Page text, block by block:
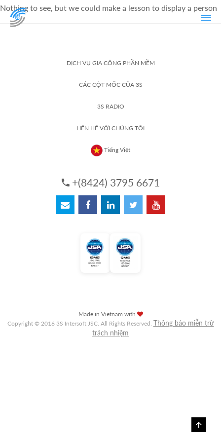
Nothing to see, but we could make a lesson to display a person
DỊCH VỤ GIA CÔNG PHẦN MỀM
CÁC CỘT MỐC CỦA 3S
3S RADIO
LIÊN HỆ VỚI CHÚNG TÔI
Tiếng Việt
+(8424) 3795 6671
Made in Vietnam with
Copyright © 2016 3S Intersoft JSC. All Rights Reserved. Thông báo miễn trừ
trách nhiệm